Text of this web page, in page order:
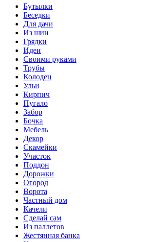
Бутылки
Беседки
Для дачи
Из шин
Грядки
Идеи
Своими руками
Трубы
Колодец
Ульи
Кирпич
Пугало
Забор
Бочка
Мебель
Декор
Скамейки
Участок
Поддон
Дорожки
Огород
Ворота
Частный дом
Качели
Сделай сам
Из паллетов
Жестянная банка